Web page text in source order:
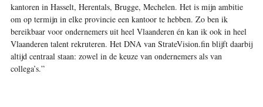
kantoren in Hasselt, Herentals, Brugge, Mechelen. Het is mijn ambitie
om op termijn in elke provincie een kantoor te hebben. Zo ben ik
bereikbaar voor ondernemers uit heel Vlaanderen én kan ik ook in heel
Vlaanderen talent rekruteren. Het DNA van StrateVision.fin blijft daarbij
altijd centraal staan: zowel in de keuze van ondernemers als van
collega’s.”